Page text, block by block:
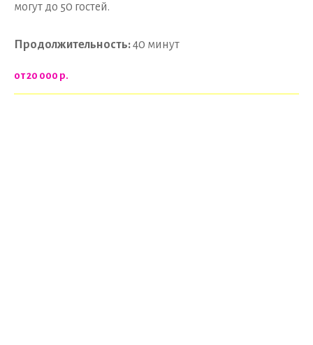
могут до 50 гостей.
Продолжительность:40 минут
от 20 000 р.